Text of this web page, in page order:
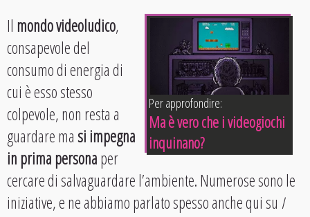
Per approfondire:
Ma è vero che i videogiochi
inquinano?
Il mondo videoludico,
consapevole del
consumo di energia di
cui è esso stesso
colpevole, non resta a
guardare masi impegna
in prima personaper
cercare di salvaguardare l’ambiente. Numerose sono le
iniziative, e ne abbiamo parlato spesso anche qui su I